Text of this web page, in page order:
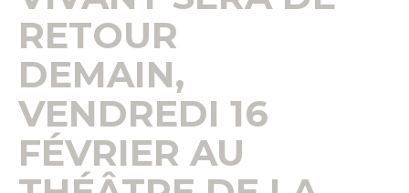
RETOUR
DEMAIN,
VENDREDI 16
FÉVRIER AU